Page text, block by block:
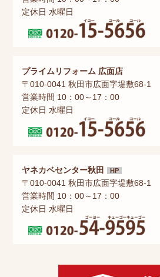
定休日 水曜日
プライムリフォーム 広面店
〒010-0041 秋田市広面字堤敷68-1
営業時間 10：00～17：00
定休日 水曜日
ヤネカベセンター秋田 HP
〒010-0041 秋田市広面字堤敷68-1
営業時間 10：00～17：00
定休日 水曜日